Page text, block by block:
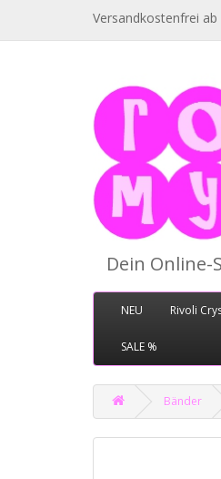
Versandkostenfrei
Dein
NEU Rivoli
SALE %
Bänder